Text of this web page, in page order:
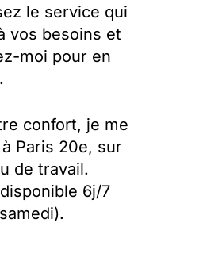
le service qui
vos besoins et
moi pour en
confort, je me
Paris 20e, sur
de travail.
6j/7